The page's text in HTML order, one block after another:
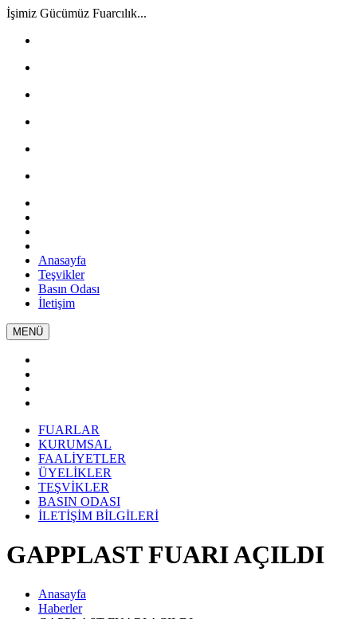
İşimiz Gücümüz Fuarcılık...
Anasayfa
Teşvikler
Basın Odası
İletişim
MENÜ
FUARLAR
KURUMSAL
FAALİYETLER
ÜYELİKLER
TEŞVİKLER
BASIN ODASI
İLETİŞİM BİLGİLERİ
GAPPLAST FUARI AÇILDI
Anasayfa
Haberler